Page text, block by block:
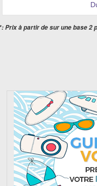
Prix à partir de sur une base 2